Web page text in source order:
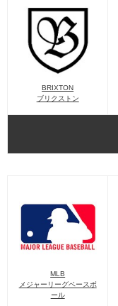
BRIXTON
ブリクストン
MLB
メジャーリーグベースボ
ール